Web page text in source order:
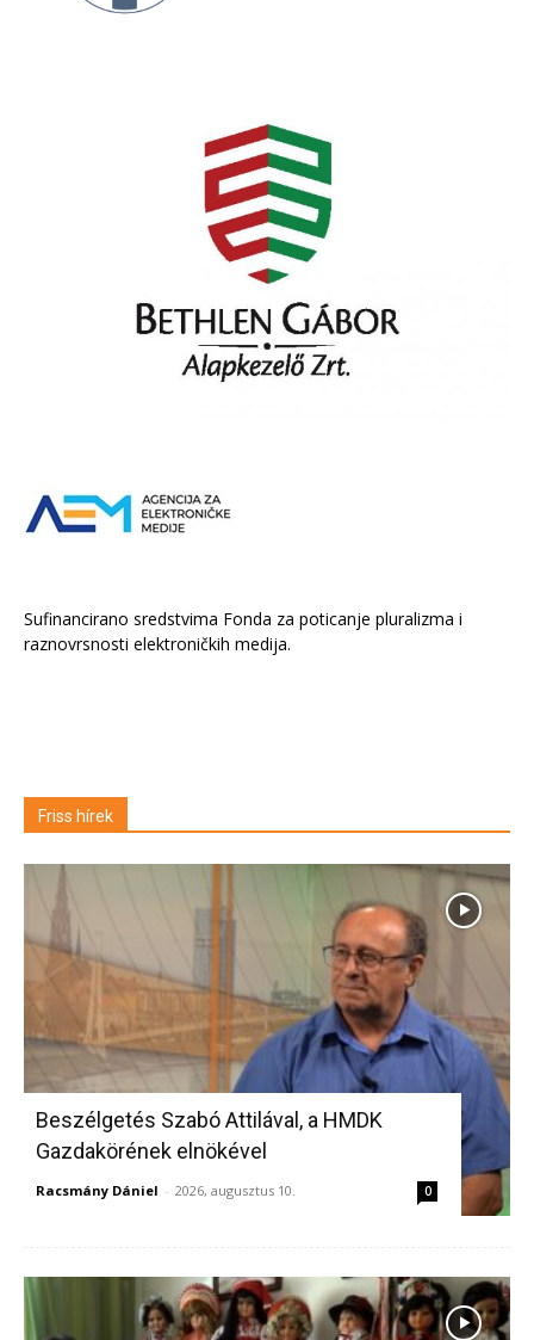
Sufinancirano sredstvima Fonda za poticanje pluralizma i
raznovrsnosti elektroničkih medija.
Friss hírek
Beszélgetés Szabó Attilával, a HMDK
Gazdakörének elnökével
Racsmány Dániel - 2026, augusztus 10. 0